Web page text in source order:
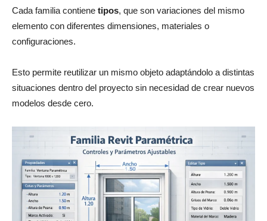
Cada familia contiene tipos, que son variaciones del mismo
elemento con diferentes dimensiones, materiales o
configuraciones.
Esto permite reutilizar un mismo objeto adaptándolo a distintas
situaciones dentro del proyecto sin necesidad de crear nuevos
modelos desde cero.